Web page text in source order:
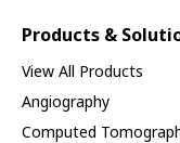
Products &
View All Products
Angiography
Computed